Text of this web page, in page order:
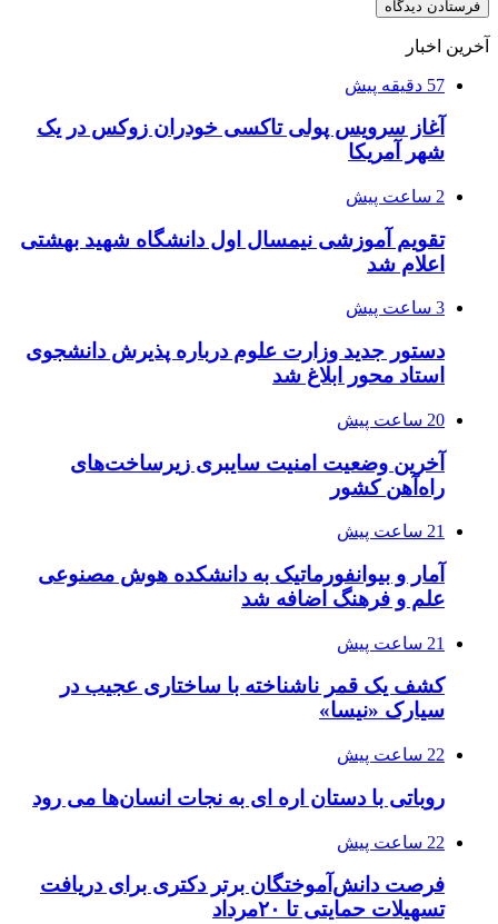
آخرین اخبار
57 دقیقه پیش
آغاز سرویس پولی تاکسی خودران زوکس در یک
شهر آمریکا
2 ساعت پیش
تقویم آموزشی نیمسال اول دانشگاه شهید بهشتی
اعلام شد
3 ساعت پیش
دستور جدید وزارت علوم درباره پذیرش دانشجوی
استاد محور ابلاغ شد
20 ساعت پیش
آخرین وضعیت امنیت سایبری زیرساخت‌های
راه‌آهن کشور
21 ساعت پیش
آمار و بیوانفورماتیک به دانشکده هوش مصنوعی
علم و فرهنگ اضافه شد
21 ساعت پیش
کشف یک قمر ناشناخته با ساختاری عجیب در
سیارک «نیسا»
22 ساعت پیش
روباتی با دستان اره ای به نجات انسان‌ها می رود
22 ساعت پیش
فرصت دانش‌آموختگان برتر دکتری‌ برای دریافت
تسهیلات حمایتی تا ۲۰مرداد